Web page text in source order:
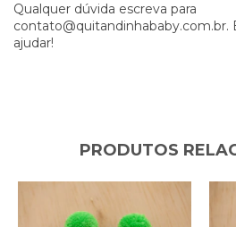
Qualquer dúvida escreva para
contato@quitandinhababy.com.br.
ajudar!
PRODUTOS